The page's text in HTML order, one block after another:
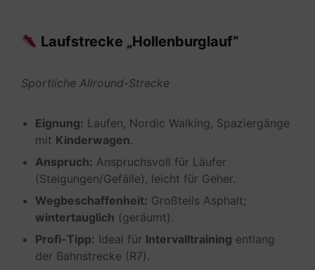
Laufstrecke „Hollenburglauf“
Sportliche Allround-Strecke
Eignung: Laufen, Nordic Walking, Spaziergänge
mit Kinderwagen.
Anspruch: Anspruchsvoll für Läufer
(Steigungen/Gefälle), leicht für Geher.
Wegbeschaffenheit: Großteils Asphalt;
wintertauglich (geräumt).
Profi-Tipp: Ideal für Intervalltraining entlang
der Bahnstrecke (R7).